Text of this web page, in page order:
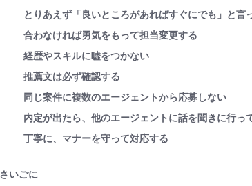
とりあえず「良いところがあればすぐにでも」と言
合わなければ勇気をもって担当変更する
経歴やスキルに嘘をつかない
推薦文は必ず確認する
同じ案件に複数のエージェントから応募しない
内定が出たら、他のエージェントに話を聞きに行っ
丁寧に、マナーを守って対応する
さいごに